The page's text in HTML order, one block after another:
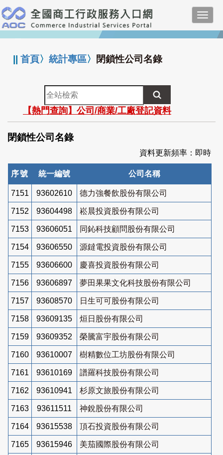
跳
到
主
要
:::
||首頁〉統計專區〉 閉鎖性公司名錄
全
站
檢
索
【熱門查詢】公司/商業/工廠登記資料
閉鎖性公司名錄
資料更新頻率：即時
序號 統一編號 公司名稱
7151 93602610 德力強餐飲股份有限公司
7152 93604498 崧晨投資股份有限公司
7153 93606051 同鈊科技顧問股份有限公司
7154 93606550 源鐽電投資股份有限公司
7155 93606600 慶喜投資股份有限公司
7156 93606897 夢田果果文化科技股份有限公司
7157 93608570 日生可可股份有限公司
7158 93609135 烜日股份有限公司
7159 93609352 榮騰富宇股份有限公司
7160 93610007 樹精數位工坊股份有限公司
7161 93610169 譜羅科技股份有限公司
7162 93610941 杉原文旅股份有限公司
7163 93611511 神銳股份有限公司
7164 93615538 頂石投資股份有限公司
7165 93615946 美茄國際股份有限公司